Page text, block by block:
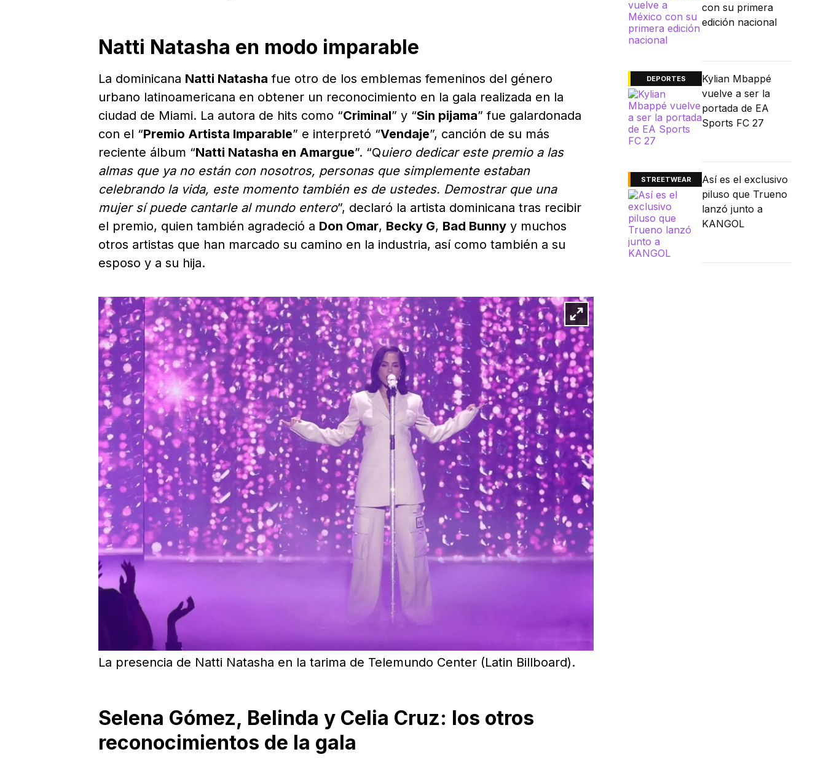
Natti Natasha en modo imparable
La dominicana Natti Natasha fue otro de los emblemas femeninos del género
urbano latinoamericana en obtener un reconocimiento en la gala realizada en la
ciudad de Miami. La autora de hits como “Criminal” y “Sin pijama” fue galardonada
con el “Premio Artista Imparable” e interpretó “Vendaje”, canción de su más
reciente álbum “Natti Natasha en Amargue”. “Quiero dedicar este premio a las
almas que ya no están con nosotros, personas que simplemente estaban
celebrando la vida, este momento también es de ustedes. Demostrar que una
mujer sí puede cantarle al mundo entero”, declaró la artista dominicana tras recibir
el premio, quien también agradeció a Don Omar, Becky G, Bad Bunny y muchos
otros artistas que han marcado su camino en la industria, así como también a su
esposo y a su hija.
La presencia de Natti Natasha en la tarima de Telemundo Center (Latin Billboard).
Selena Gómez, Belinda y Celia Cruz: los otros
reconocimientos de la gala
con su primera
edición nacional
DEPORTES
Kylian Mbappé
vuelve a ser la
portada de EA
Sports FC 27
STREETWEAR
Así es el exclusivo
piluso que Trueno
lanzó junto a
KANGOL